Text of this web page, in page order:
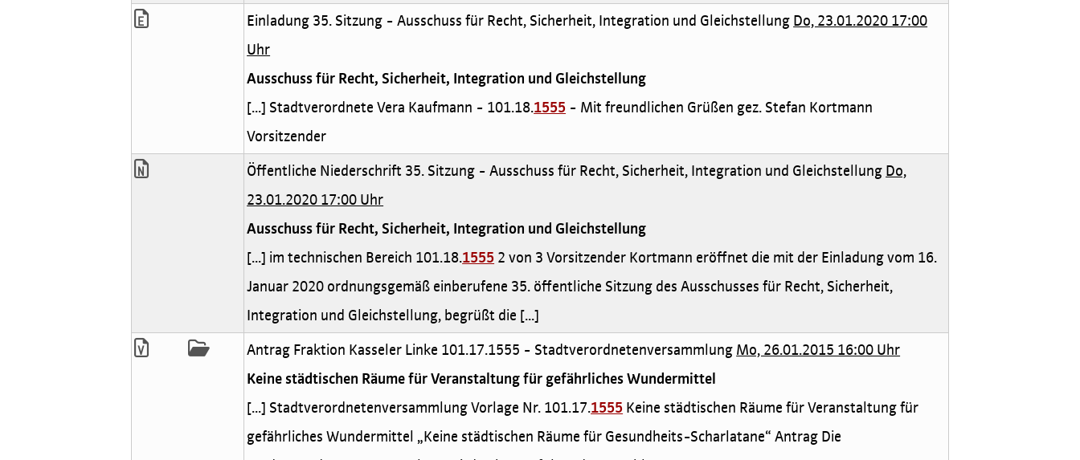
Einladung 35. Sitzung - Ausschuss für Recht, Sicherheit, Integration und Gleichstellung Do, 23.01.2020 17:00
Uhr
Ausschuss für Recht, Sicherheit, Integration und Gleichstellung
[...] Stadtverordnete Vera Kaufmann - 101.18.1555 - Mit freundlichen Grüßen gez. Stefan Kortmann
Vorsitzender
Öffentliche Niederschrift 35. Sitzung - Ausschuss für Recht, Sicherheit, Integration und Gleichstellung Do,
23.01.2020 17:00 Uhr
Ausschuss für Recht, Sicherheit, Integration und Gleichstellung
[...] im technischen Bereich 101.18.1555 2 von 3 Vorsitzender Kortmann eröffnet die mit der Einladung vom 16.
Januar 2020 ordnungsgemäß einberufene 35. öffentliche Sitzung des Ausschusses für Recht, Sicherheit,
Integration und Gleichstellung, begrüßt die [...]
Antrag Fraktion Kasseler Linke 101.17.1555 - Stadtverordnetenversammlung Mo, 26.01.2015 16:00 Uhr
Keine städtischen Räume für Veranstaltung für gefährliches Wundermittel
[...] Stadtverordnetenversammlung Vorlage Nr. 101.17.1555 Keine städtischen Räume für Veranstaltung für
gefährliches Wundermittel „Keine städtischen Räume für Gesundheits-Scharlatane“ Antrag Die